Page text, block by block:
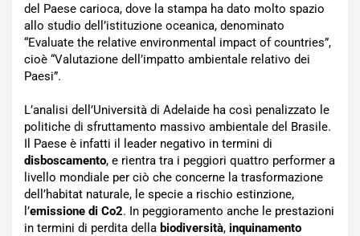
del Paese carioca, dove la stampa ha dato molto spazio
allo studio dell’istituzione oceanica, denominato
“Evaluate the relative environmental impact of countries”,
cioè “Valutazione dell’impatto ambientale relativo dei
Paesi”.
L’analisi dell’Università di Adelaide ha così penalizzato le
politiche di sfruttamento massivo ambientale del Brasile.
Il Paese è infatti il leader negativo in termini di
disboscamento, e rientra tra i peggiori quattro performer a
livello mondiale per ciò che concerne la trasformazione
dell’habitat naturale, le specie a rischio estinzione,
l’emissione di Co2. In peggioramento anche le prestazioni
in termini di perdita della biodiversità, inquinamento